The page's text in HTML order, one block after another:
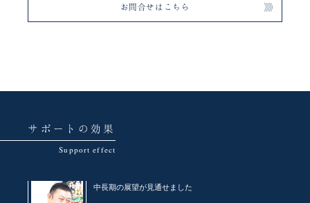
お問合せはこちら
サポートの効果
中長期の展望が見通せました